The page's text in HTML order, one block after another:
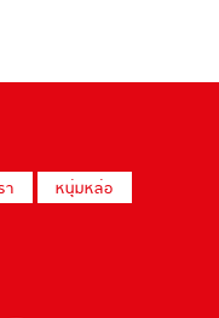
า
หนุ่มหล่อ